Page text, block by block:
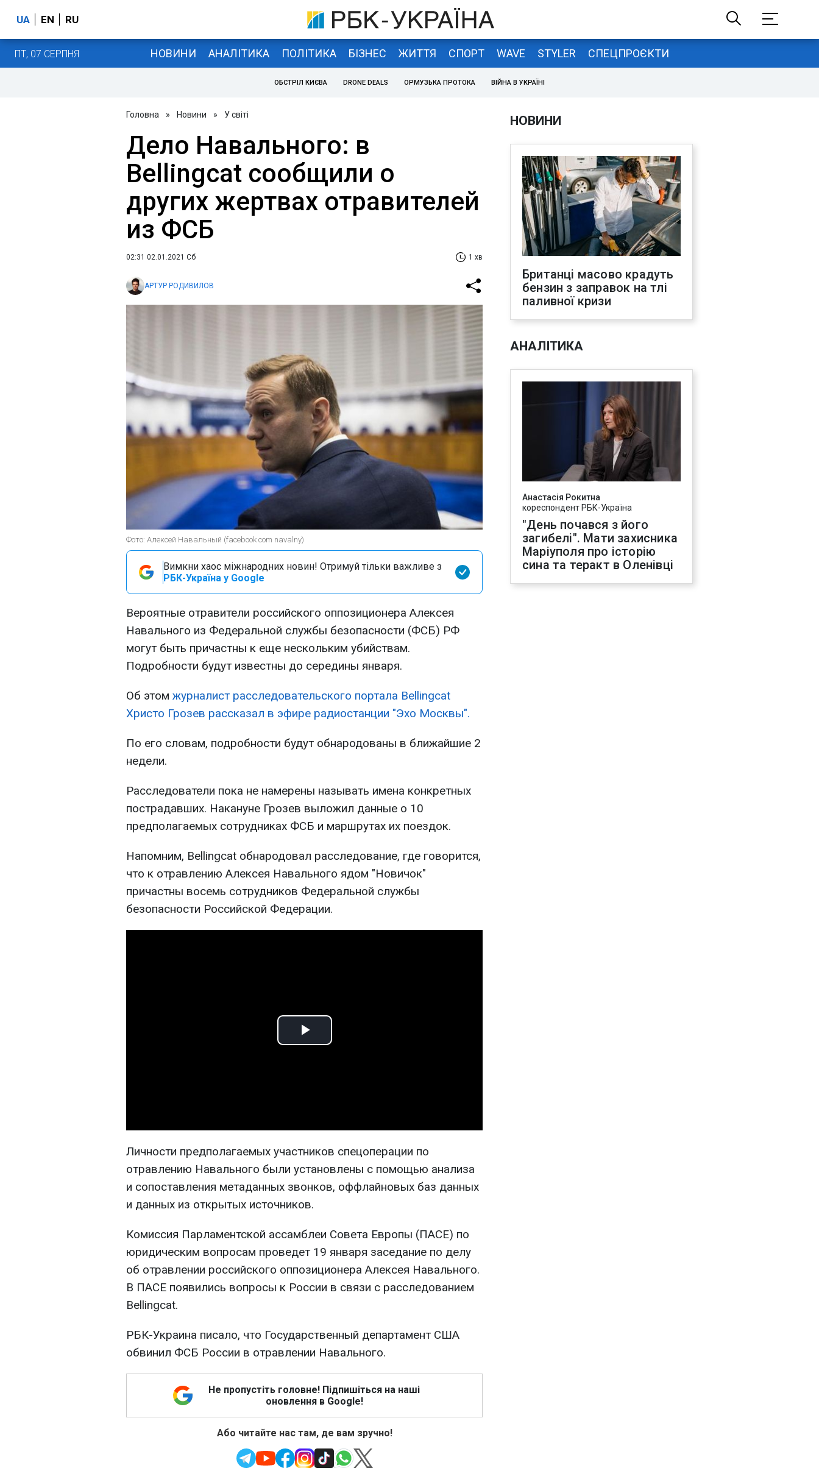
UA EN RU
ПТ, 07 СЕРПНЯ НОВИНИ АНАЛІТИКА ПОЛІТИКА БІЗНЕС ЖИТТЯ СПОРТ WAVE STYLER СПЕЦПРОЄКТИ
ОБСТРІЛ КИЄВА DRONE DEALS ОРМУЗЬКА ПРОТОКА ВІЙНА В УКРАЇНІ
Головна » Новини » У світі
Дело Навального: в
Bellingcat сообщили о
других жертвах отравителей
из ФСБ
02:31 02.01.2021 Сб 1 хв
АРТУР РОДИВИЛОВ
Фото: Алексей Навальный (facebook com navalny)
Вимкни хаос міжнародних новин! Отримуй тільки важливе з
РБК-Україна у Google
Вероятные отравители российского оппозиционера Алексея
Навального из Федеральной службы безопасности (ФСБ) РФ
могут быть причастны к еще нескольким убийствам.
Подробности будут известны до середины января.
Об этом журналист расследовательского портала Bellingcat
Христо Грозев рассказал в эфире радиостанции "Эхо Москвы".
По его словам, подробности будут обнародованы в ближайшие 2
недели.
Расследователи пока не намерены называть имена конкретных
пострадавших. Накануне Грозев выложил данные о 10
предполагаемых сотрудниках ФСБ и маршрутах их поездок.
Напомним, Bellingcat обнародовал расследование, где говорится,
что к отравлению Алексея Навального ядом "Новичок"
причастны восемь сотрудников Федеральной службы
безопасности Российской Федерации.
Play
Личности предполагаемых участников спецоперации по
отравлению Навального были установлены с помощью анализа
и сопоставления метаданных звонков, оффлайновых баз данных
и данных из открытых источников.
Комиссия Парламентской ассамблеи Совета Европы (ПАСЕ) по
юридическим вопросам проведет 19 января заседание по делу
об отравлении российского оппозиционера Алексея Навального.
В ПАСЕ появились вопросы к России в связи с расследованием
Bellingcat.
РБК-Украина писало, что Государственный департамент США
обвинил ФСБ России в отравлении Навального.
Не пропустіть головне! Підпишіться на наші
оновлення в Google!
Або читайте нас там, де вам зручно!
НОВИНИ
Британці масово крадуть
бензин з заправок на тлі
паливної кризи
АНАЛІТИКА
Анастасія Рокитна
кореспондент РБК-Україна
"День почався з його
загибелі". Мати захисника
Маріуполя про історію
сина та теракт в Оленівці